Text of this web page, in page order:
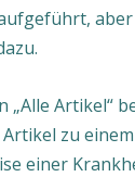
„Alle Artikel“
zu
einer